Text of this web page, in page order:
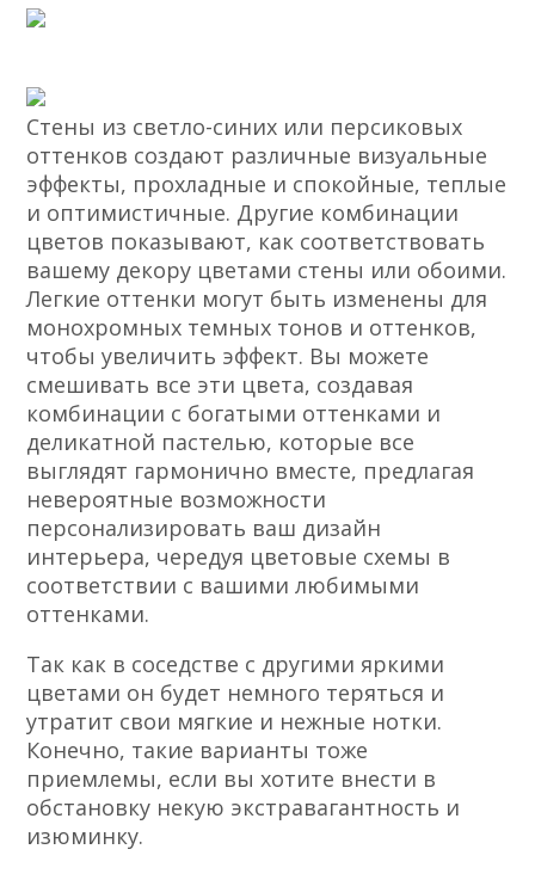
Стены из светло-синих или персиковых
оттенков создают различные визуальные
эффекты, прохладные и спокойные, теплые
и оптимистичные. Другие комбинации
цветов показывают, как соответствовать
вашему декору цветами стены или обоими.
Легкие оттенки могут быть изменены для
монохромных темных тонов и оттенков,
чтобы увеличить эффект. Вы можете
смешивать все эти цвета, создавая
комбинации с богатыми оттенками и
деликатной пастелью, которые все
выглядят гармонично вместе, предлагая
невероятные возможности
персонализировать ваш дизайн
интерьера, чередуя цветовые схемы в
соответствии с вашими любимыми
оттенками.
Так как в соседстве с другими яркими
цветами он будет немного теряться и
утратит свои мягкие и нежные нотки.
Конечно, такие варианты тоже
приемлемы, если вы хотите внести в
обстановку некую экстравагантность и
изюминку.